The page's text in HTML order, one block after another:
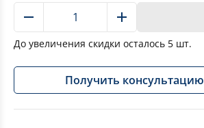
До увеличения скидки осталось 5 шт.
Получить консультацию